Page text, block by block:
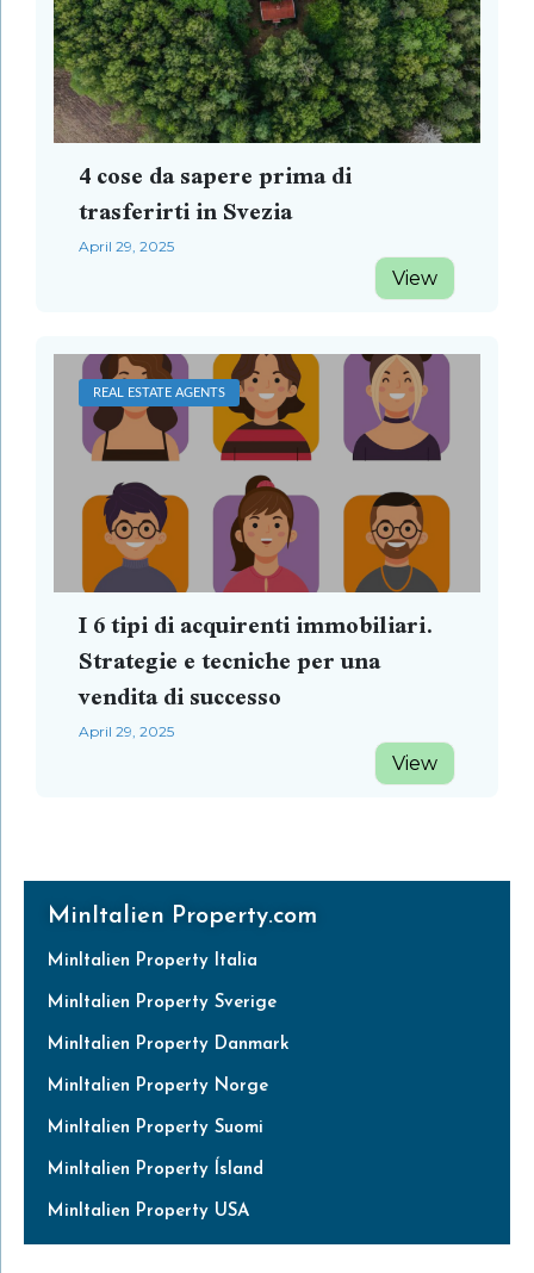
4 cose da sapere prima di
trasferirti in Svezia
April 29, 2025
View
I 6 tipi di acquirenti immobiliari.
Strategie e tecniche per una
vendita di successo
April 29, 2025
View
REAL ESTATE AGENTS
MinItalien Property.com
MinItalien Property Italia
MinItalien Property Sverige
MinItalien Property Danmark
MinItalien Property Norge
MinItalien Property Suomi
MinItalien Property Ísland
MinItalien Property USA